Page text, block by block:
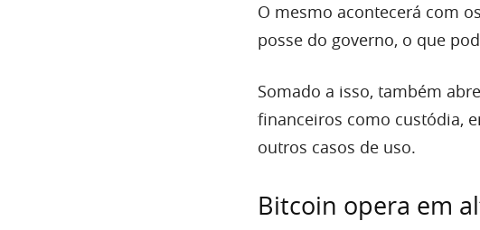
O mesmo acontecerá com
posse do governo, o que
Somado a isso, também
financeiros como custódia,
outros casos de uso.
Bitcoin opera em